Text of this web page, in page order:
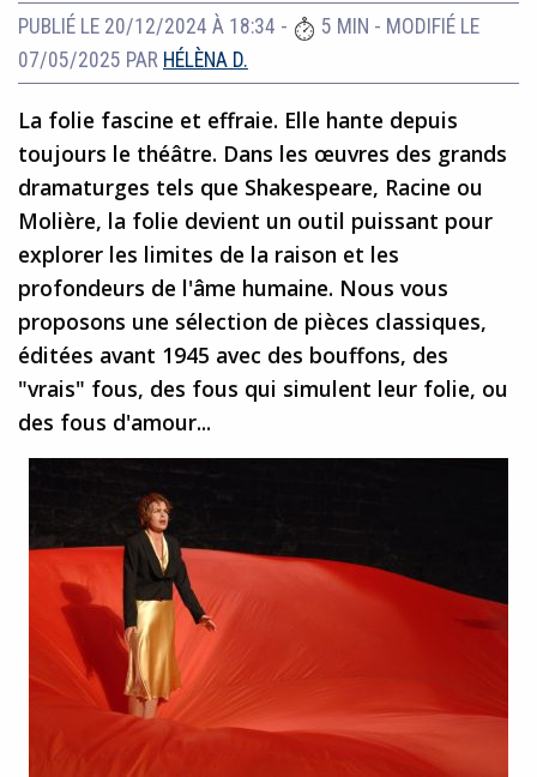
PUBLIÉ LE 20/12/2024 À 18:34 - 5 MIN - MODIFIÉ LE
07/05/2025 PAR HÉLÈNA D.
La folie fascine et effraie. Elle hante depuis
toujours le théâtre. Dans les œuvres des grands
dramaturges tels que Shakespeare, Racine ou
Molière, la folie devient un outil puissant pour
explorer les limites de la raison et les
profondeurs de l'âme humaine. Nous vous
proposons une sélection de pièces classiques,
éditées avant 1945 avec des bouffons, des
"vrais" fous, des fous qui simulent leur folie, ou
des fous d'amour...